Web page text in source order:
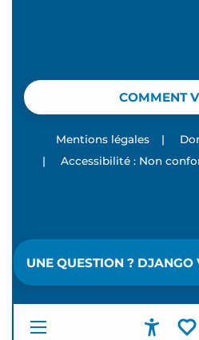
UNE QUESTION ? DJANGO
COMMENT
Mentions légales |
|
Accessibilité : Non